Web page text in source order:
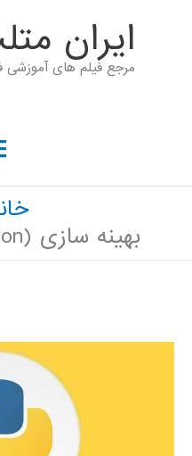
ايران
مرجع فیلم های
بهینه سازی (optimization) در پایتون